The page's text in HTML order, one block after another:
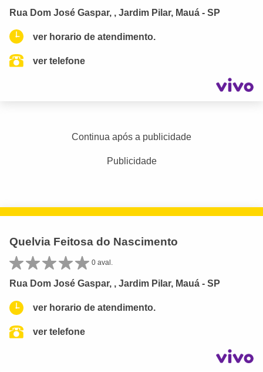
Rua Dom José Gaspar, , Jardim Pilar, Mauá - SP
ver horario de atendimento.
ver telefone
Continua após a publicidade
Publicidade
Quelvia Feitosa do Nascimento
0 aval.
Rua Dom José Gaspar, , Jardim Pilar, Mauá - SP
ver horario de atendimento.
ver telefone